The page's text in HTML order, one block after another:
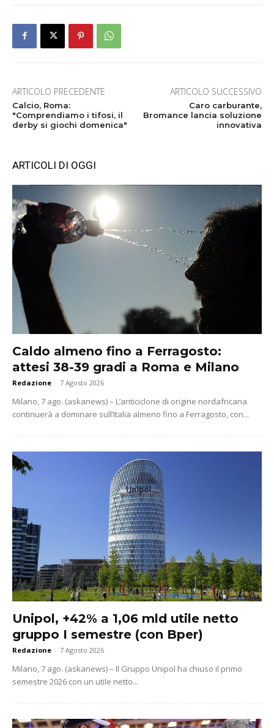
ARTICOLO PRECEDENTE
Calcio, Roma:
"Comprendiamo i tifosi, il
derby si giochi domenica"
ARTICOLO SUCCESSIVO
Caro carburante,
Bromance lancia soluzione
innovativa
ARTICOLI DI OGGI
Caldo almeno fino a Ferragosto:
attesi 38-39 gradi a Roma e Milano
Redazione - 7 Agosto 2026
Milano, 7 ago. (askanews) – L’anticiclone di origine nordafricana
continuerà a dominare sull’Italia almeno fino a Ferragosto, con...
Unipol, +42% a 1,06 mld utile netto
gruppo I semestre (con Bper)
Redazione - 7 Agosto 2026
Milano, 7 ago. (askanews) – Il Gruppo Unipol ha chiuso il primo
semestre 2026 con un utile netto...